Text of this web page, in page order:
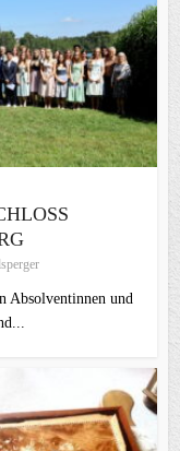
Absolventinnen und